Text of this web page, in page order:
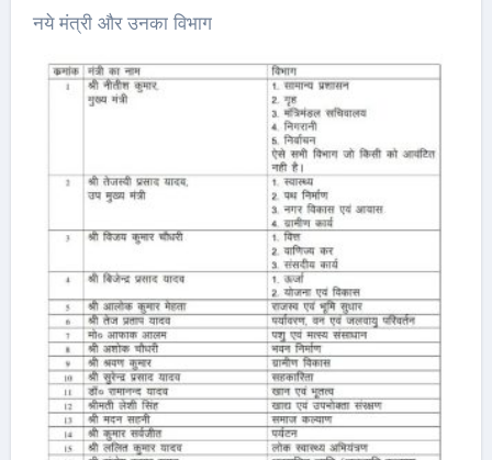
नये मंत्री और उनका विभाग